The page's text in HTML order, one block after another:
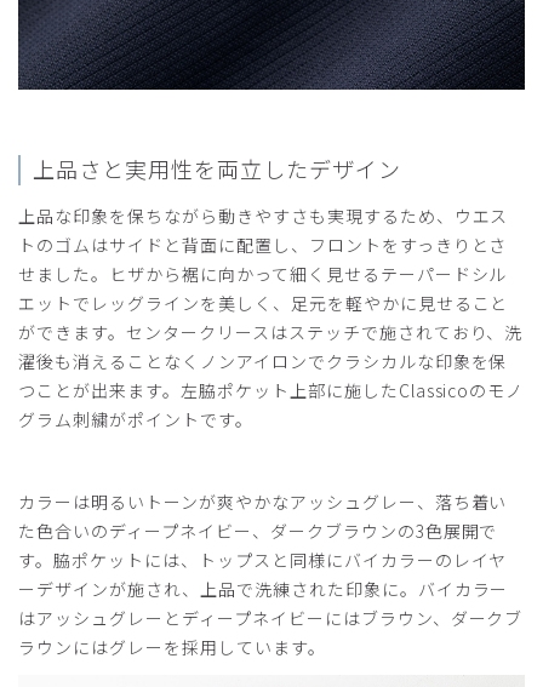
上品さと実用性を両立したデザイン
上品な印象を保ちながら動きやすさも実現するため、ウエス
トのゴムはサイドと背面に配置し、フロントをすっきりとさ
せました。ヒザから裾に向かって細く見せるテーパードシル
エットでレッグラインを美しく、足元を軽やかに見せること
ができます。センタークリースはステッチで施されており、洗
濯後も消えることなくノンアイロンでクラシカルな印象を保
つことが出来ます。左脇ポケット上部に施したClassicoのモノ
グラム刺繍がポイントです。
カラーは明るいトーンが爽やかなアッシュグレー、落ち着い
た色合いのディープネイビー、ダークブラウンの3色展開で
す。脇ポケットには、トップスと同様にバイカラーのレイヤ
ーデザインが施され、上品で洗練された印象に。バイカラー
はアッシュグレーとディープネイビーにはブラウン、ダークブ
ラウンにはグレーを採用しています。